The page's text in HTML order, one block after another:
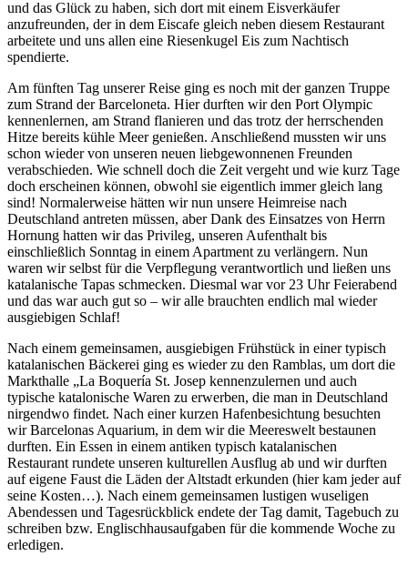
und das Glück zu haben, sich dort mit einem Eisverkäufer
anzufreunden, der in dem Eiscafe gleich neben diesem Restaurant
arbeitete und uns allen eine Riesenkugel Eis zum Nachtisch
spendierte.
Am fünften Tag unserer Reise ging es noch mit der ganzen Truppe
zum Strand der Barceloneta. Hier durften wir den Port Olympic
kennenlernen, am Strand flanieren und das trotz der herrschenden
Hitze bereits kühle Meer genießen. Anschließend mussten wir uns
schon wieder von unseren neuen liebgewonnenen Freunden
verabschieden. Wie schnell doch die Zeit vergeht und wie kurz Tage
doch erscheinen können, obwohl sie eigentlich immer gleich lang
sind! Normalerweise hätten wir nun unsere Heimreise nach
Deutschland antreten müssen, aber Dank des Einsatzes von Herrn
Hornung hatten wir das Privileg, unseren Aufenthalt bis
einschließlich Sonntag in einem Apartment zu verlängern. Nun
waren wir selbst für die Verpflegung verantwortlich und ließen uns
katalanische Tapas schmecken. Diesmal war vor 23 Uhr Feierabend
und das war auch gut so – wir alle brauchten endlich mal wieder
ausgiebigen Schlaf!
Nach einem gemeinsamen, ausgiebigen Frühstück in einer typisch
katalanischen Bäckerei ging es wieder zu den Ramblas, um dort die
Markthalle „La Boquería St. Josep kennenzulernen und auch
typische katalonische Waren zu erwerben, die man in Deutschland
nirgendwo findet. Nach einer kurzen Hafenbesichtung besuchten
wir Barcelonas Aquarium, in dem wir die Meereswelt bestaunen
durften. Ein Essen in einem antiken typisch katalanischen
Restaurant rundete unseren kulturellen Ausflug ab und wir durften
auf eigene Faust die Läden der Altstadt erkunden (hier kam jeder auf
seine Kosten…). Nach einem gemeinsamen lustigen wuseligen
Abendessen und Tagesrückblick endete der Tag damit, Tagebuch zu
schreiben bzw. Englischhausaufgaben für die kommende Woche zu
erledigen.